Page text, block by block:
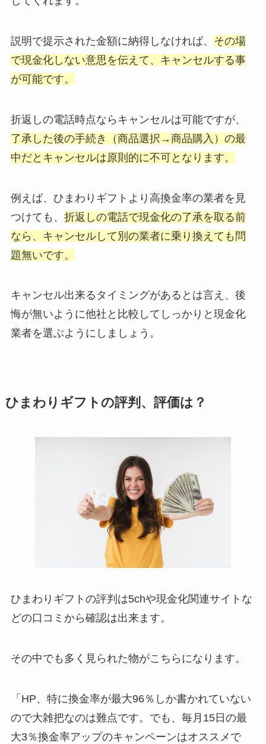
説明で提示された金額に納得しなければ、 その場
で現金化しない意思を伝えて、キャンセルする事
が可能です。
折返しの電話時点ならキャンセルは可能ですが、
了承した後の手続き（商品選択→商品購入）の最
中だとキャンセルは原則的に不可となります。
例えば、ひまわりギフトより高換金率の業者を見
つけても、 折返しの電話で現金化の了承を取る前
なら、キャンセルして別の業者に乗り換えても問
題無いです。
キャンセル出来るタイミングがあるとは言え、後
悔が無いように他社と比較してしっかりと現金化
業者を選ぶようにしましょう。
ひまわりギフトの評判、評価は？
ひまわりギフトの評判は5chや現金化関連サイトな
どの口コミから確認は出来ます。
その中でも多く見られた物がこちらになります。
「HP、特に換金率が最大96％しか書かれていない
ので大雑把なのは難点です。でも、毎月15日の最
大3％換金率アップのキャンペーンはオススメで